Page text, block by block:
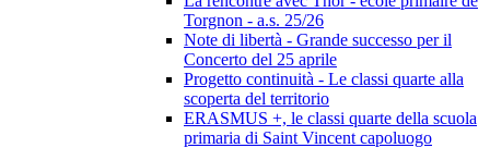
Torgnon - a.s. 25/26
Note di libertà - Grande successo per il
Concerto del 25 aprile
Progetto continuità - Le classi quarte alla
scoperta del territorio
ERASMUS +, le classi quarte della scuola
primaria di Saint Vincent capoluogo